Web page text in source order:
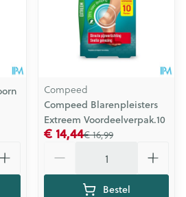
Compeed
Compeed Blarenpleisters
Extreem Voordeelverpak.10
€ 16,99
€ 14,44
Bestel